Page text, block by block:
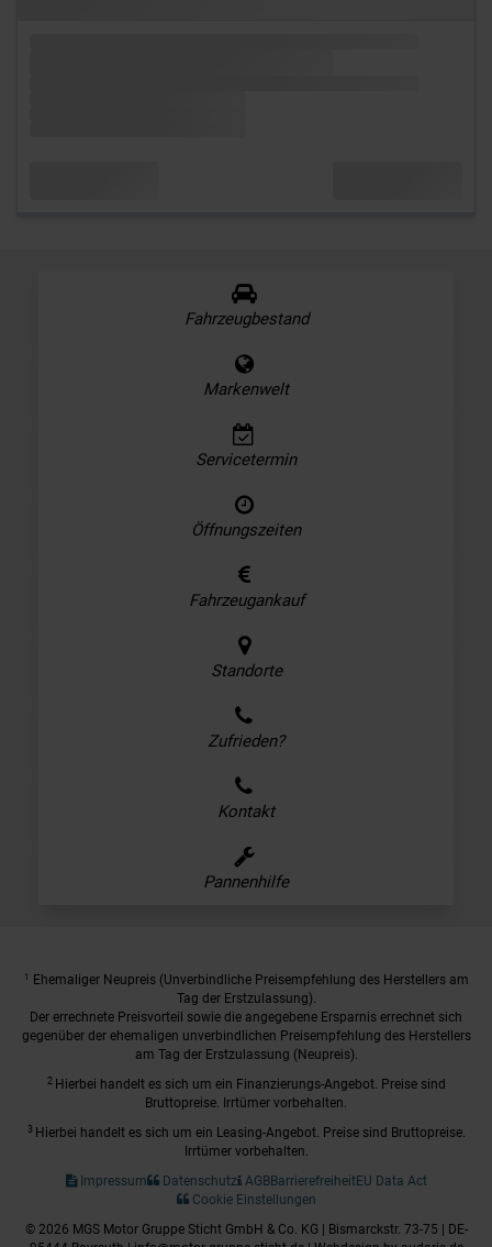
Fahrzeugbestand
Markenwelt
Servicetermin
Öffnungszeiten
Fahrzeugankauf
Standorte
Zufrieden?
Kontakt
Pannenhilfe
1
Ehemaliger Neupreis (Unverbindliche Preisempfehlung des Herstellers am
Tag der Erstzulassung).
Der errechnete Preisvorteil sowie die angegebene Ersparnis errechnet sich
gegenüber der ehemaligen unverbindlichen Preisempfehlung des Herstellers
am Tag der Erstzulassung (Neupreis).
2 Hierbei handelt es sich um ein Finanzierungs-Angebot. Preise sind
Bruttopreise. Irrtümer vorbehalten.
3 Hierbei handelt es sich um ein Leasing-Angebot. Preise sind Bruttopreise.
Irrtümer vorbehalten.
Impressum
Datenschutz AGBBarrierefreiheitEU Data Act
Cookie Einstellungen
© 2026 MGS Motor Gruppe Sticht GmbH & Co. KG | Bismarckstr. 73-75 | DE-